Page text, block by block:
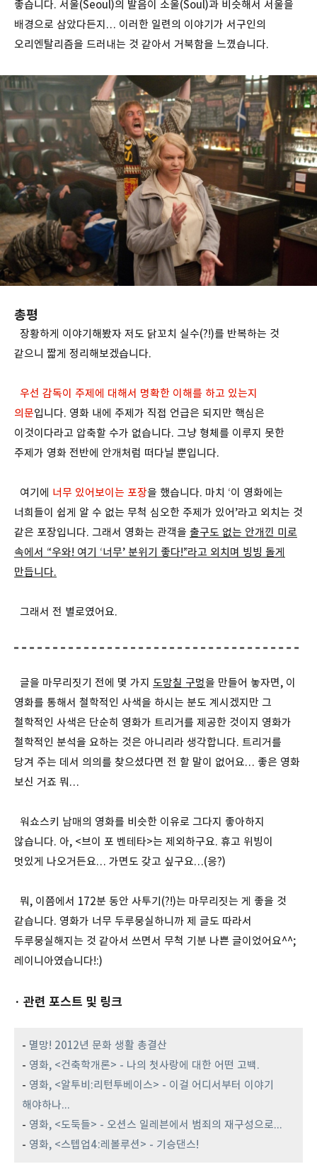
좋습니다. 서울(Seoul)의 발음이 소울(Soul)과 비슷해서 서울을
배경으로 삼았다든지… 이러한 일련의 이야기가 서구인의
오리엔탈리즘을 드러내는 것 같아서 거북함을 느꼈습니다.
총평
장황하게 이야기해봤자 저도 닭꼬치 실수(?!)를 반복하는 것
같으니 짧게 정리해보겠습니다.
우선 감독이 주제에 대해서 명확한 이해를 하고 있는지
의문입니다. 영화 내에 주제가 직접 언급은 되지만 핵심은
이것이다라고 압축할 수가 없습니다. 그냥 형체를 이루지 못한
주제가 영화 전반에 안개처럼 떠다닐 뿐입니다.
여기에 너무 있어보이는 포장을 했습니다. 마치 ‘이 영화에는
너희들이 쉽게 알 수 없는 무척 심오한 주제가 있어’라고 외치는 것
같은 포장입니다. 그래서 영화는 관객을 출구도 없는 안개낀 미로
속에서 “우와! 여기 ‘너무’ 분위기 좋다!”라고 외치며 빙빙 돌게
만듭니다.
그래서 전 별로였어요.
글을 마무리짓기 전에 몇 가지 도망칠 구멍을 만들어 놓자면, 이
영화를 통해서 철학적인 사색을 하시는 분도 계시겠지만 그
철학적인 사색은 단순히 영화가 트리거를 제공한 것이지 영화가
철학적인 분석을 요하는 것은 아니리라 생각합니다. 트리거를
당겨 주는 데서 의의를 찾으셨다면 전 할 말이 없어요… 좋은 영화
보신 거죠 뭐…
워쇼스키 남매의 영화를 비슷한 이유로 그다지 좋아하지
않습니다. 아, <브이 포 벤테타>는 제외하구요. 휴고 위빙이
멋있게 나오거든요… 가면도 갖고 싶구요…(응?)
뭐, 이쯤에서 172분 동안 사투기(?!)는 마무리짓는 게 좋을 것
같습니다. 영화가 너무 두루뭉실하니까 제 글도 따라서
두루뭉실해지는 것 같아서 쓰면서 무척 기분 나쁜 글이었어요^^;
레이니아였습니다!:)
· 관련 포스트 및 링크
- 멸망! 2012년 문화 생활 총결산
- 영화, <건축학개론> - 나의 첫사랑에 대한 어떤 고백.
- 영화, <알투비:리턴투베이스> - 이걸 어디서부터 이야기
해야하나...
- 영화, <도둑들> - 오션스 일레븐에서 범죄의 재구성으로...
- 영화, <스텝업4:레볼루션> - 기승댄스!